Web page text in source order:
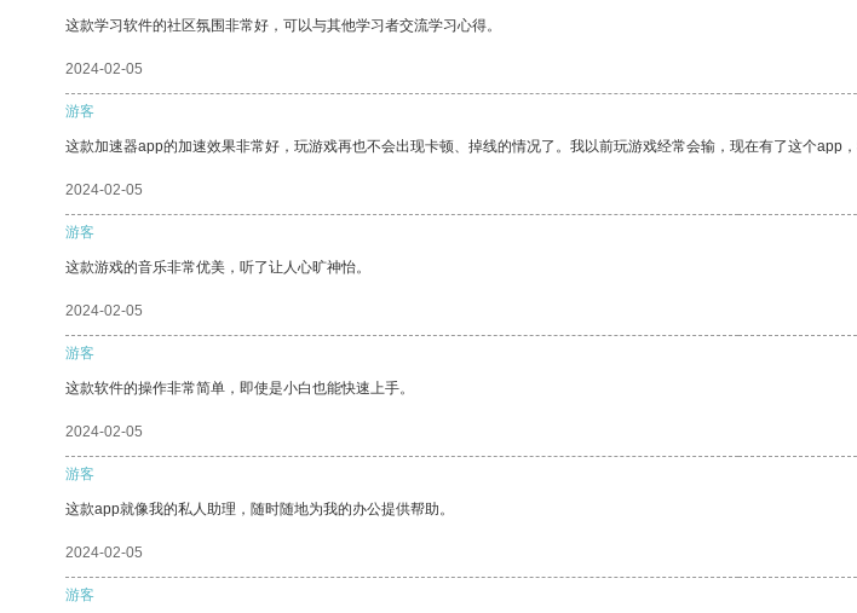
这款学习软件的社区氛围非常好，可以与其他学习者交流学习心得。
2024-02-05
游客
这款加速器app的加速效果非常好，玩游戏再也不会出现卡顿、掉线的情况了。我以前玩游戏经常会输，现在有了这个app，
2024-02-05
游客
这款游戏的音乐非常优美，听了让人心旷神怡。
2024-02-05
游客
这款软件的操作非常简单，即使是小白也能快速上手。
2024-02-05
游客
这款app就像我的私人助理，随时随地为我的办公提供帮助。
2024-02-05
游客